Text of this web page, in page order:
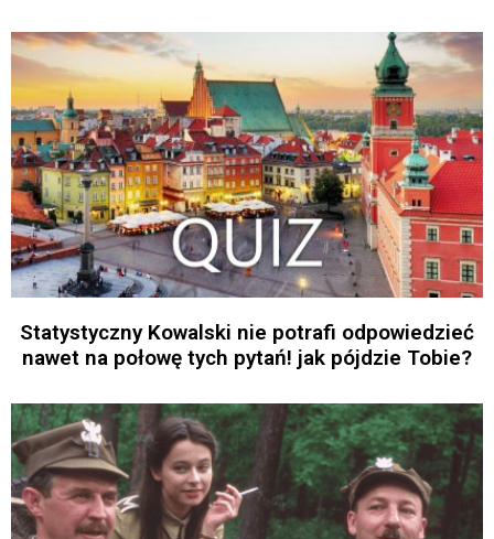
Statystyczny Kowalski nie potrafi odpowiedzieć
nawet na połowę tych pytań! jak pójdzie Tobie?